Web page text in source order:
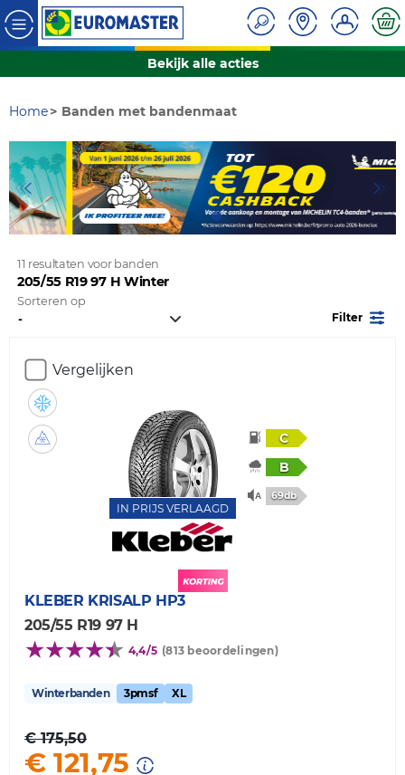
Bekijk alle acties
Home Banden met bandenmaat
11 resultaten voor banden
205/55 R19 97 H Winter
Sorteren op
Filter
Vergelijken
IN PRIJS VERLAAGD
C
B
69db
KLEBER KRISALP HP3
205/55 R19 97 H
4,4/5 (813 beoordelingen)
Winterbanden 3pmsf XL
€ 175,50
€ 121,75